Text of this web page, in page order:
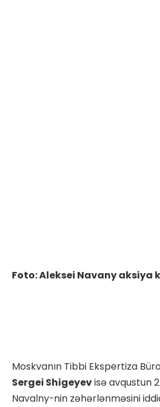
Foto: Aleksei Navany aksiya
Moskvanın Tibbi Ekspertiza
Sergei Shigeyevisə avqustun
Navalny-nin zəhərlənməsini